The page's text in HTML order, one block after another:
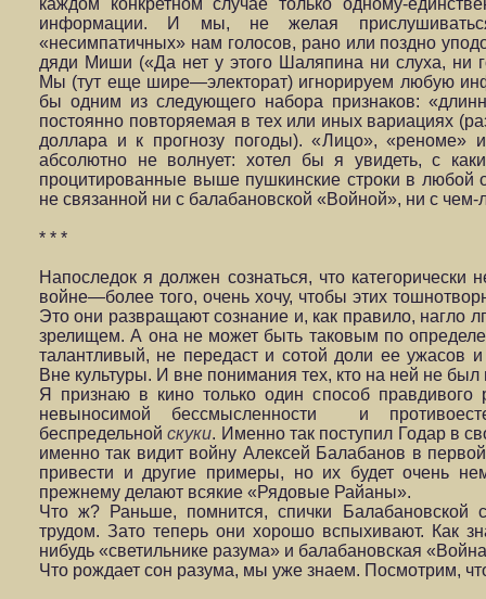
каждом конкретном случае только одному-
информации. И мы, не желая
«несимпатичных» нам голосов, рано или поздно
дяди Миши («Да нет у этого Шаляпина ни слуха, ни
Мы (тут еще шире—электорат) игнорируем любую
бы одним из следующего набора признаков:
постоянно повторяемая в тех или иных вариациях
доллара и к прогнозу погоды). «Лицо», «реноме»
абсолютно не волнует: хотел бы я увидеть, с
процитированные выше пушкинские строки в любой
не связанной ни с балабановской «Войной», ни с
* * *
Напоследок я должен сознаться, что
войне—более того, очень хочу, чтобы этих
Это они развращают сознание и, как правило, нагло
зрелищем. А она не может быть таковым по
талантливый, не передаст и сотой доли ее ужасов
Вне культуры. И вне понимания тех, кто на ней не был
Я признаю в кино только один способ правдивого
невыносимой бессмысленности и
беспредельнойскуки. Именно так поступил Годар в
именно так видит войну Алексей Балабанов в
привести и другие примеры, но их будет очень
прежнему делают всякие «Рядовые Райаны».
Что ж? Раньше, помнится, спички Балабановской
трудом. Зато теперь они хорошо вспыхивают. Как
нибудь «светильнике разума» и балабановская
Что рождает сон разума, мы уже знаем. Посмотрим,